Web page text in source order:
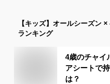
【キッズ】 オールシーズン ×
ランキング
4歳のチャイ
アシートで
は？